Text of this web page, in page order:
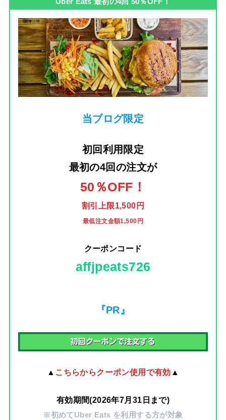
Uber Eats 最初の4回 50％OFF！
当ブログ限定
初回利用限定
最初の4回の注文が
50％OFF！
割引上限1,500円
最低注文金額1,500円
クーポンコード
affjpeats726
『PR』
▲ こちらからクーポン使用で有効 ▲
有効期間(2026年7月31日まで)
※初めてUber Eats を利用する方が対象